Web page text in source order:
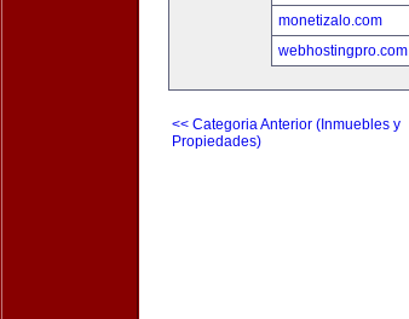
monetizalo.com
webhostingpro.com
<< Categoria Anterior (Inmuebles y
Propiedades)